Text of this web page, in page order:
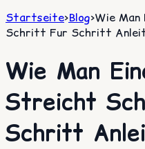
Startseite>Blog>Wie
Schritt Fur Schritt
Wie Man
Streicht
Schritt